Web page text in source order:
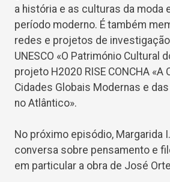
a história e as culturas da moda
período moderno. É também
redes e projetos de
UNESCO «O Património Cultural
projeto H2020 RISE CONCHA «A
Cidades Globais Modernas e
no Atlântico».
No próximo episódio, Margarida
conversa sobre pensamento e
em particular a obra de José